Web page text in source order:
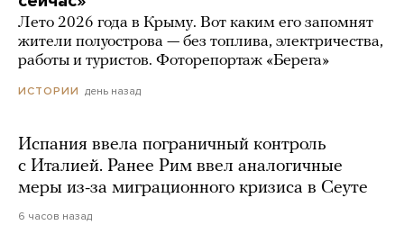
Лето 2026 года в Крыму. Вот каким его запомнят
жители полуострова — без топлива, электричества,
работы и туристов. Фоторепортаж «Берега»
ИСТОРИИ день назад
Испания ввела пограничный контроль
с Италией. Ранее Рим ввел аналогичные
меры из-за миграционного кризиса в Сеуте
6 часов назад